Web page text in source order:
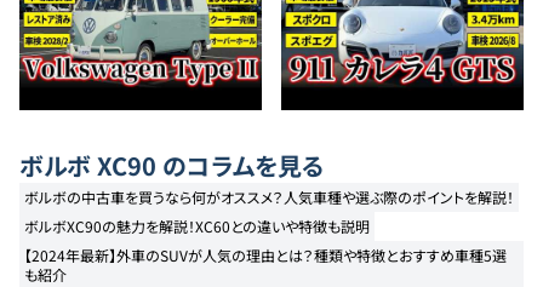
ボルボXC90 のコラムを見る
ボルボの中古車を買うなら何がオススメ？人気車種や選ぶ際のポイントを解説！
ボルボXC90の魅力を解説！XC60との違いや特徴も説明
【2024年最新】外車のSUVが人気の理由とは？種類や特徴とおすすめ車種5選
も紹介